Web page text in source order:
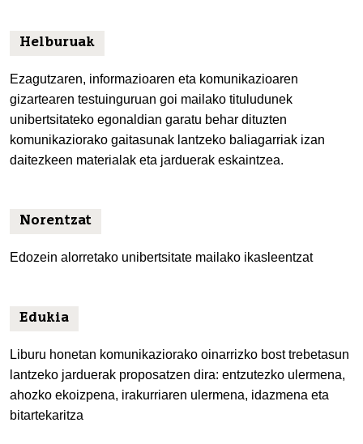
Helburuak
Ezagutzaren, informazioaren eta komunikazioaren
gizartearen testuinguruan goi mailako tituludunek
unibertsitateko egonaldian garatu behar dituzten
komunikaziorako gaitasunak lantzeko baliagarriak izan
daitezkeen materialak eta jarduerak eskaintzea.
Norentzat
Edozein alorretako unibertsitate mailako ikasleentzat
Edukia
Liburu honetan komunikaziorako oinarrizko bost trebetasun
lantzeko jarduerak proposatzen dira: entzutezko ulermena,
ahozko ekoizpena, irakurriaren ulermena, idazmena eta
bitartekaritza